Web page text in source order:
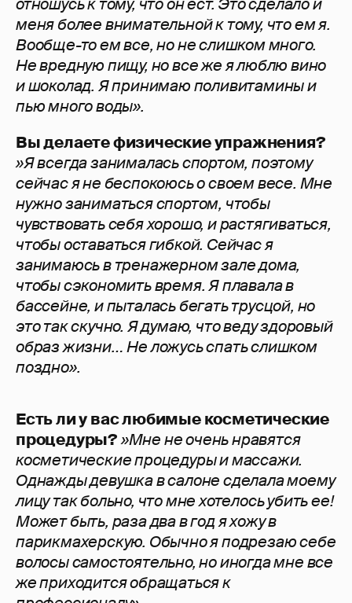
отношусь к тому, что он ест. Это сделало и
меня более внимательной к тому, что ем я.
Вообще-то ем все, но не слишком много.
Не вредную пищу, но все же я люблю вино
и шоколад. Я принимаю поливитамины и
пью много воды».
Вы делаете физические упражнения?
»Я всегда занималась спортом, поэтому
сейчас я не беспокоюсь о своем весе. Мне
нужно заниматься спортом, чтобы
чувствовать себя хорошо, и растягиваться,
чтобы оставаться гибкой. Сейчас я
занимаюсь в тренажерном зале дома,
чтобы сэкономить время. Я плавала в
бассейне, и пыталась бегать трусцой, но
это так скучно. Я думаю, что веду здоровый
образ жизни… Не ложусь спать слишком
поздно».
Есть ли у вас любимые косметические
процедуры?»Мне не очень нравятся
косметические процедуры и массажи.
Однажды девушка в салоне сделала моему
лицу так больно, что мне хотелось убить ее!
Может быть, раза два в год я хожу в
парикмахерскую. Обычно я подрезаю себе
волосы самостоятельно, но иногда мне все
же приходится обращаться к